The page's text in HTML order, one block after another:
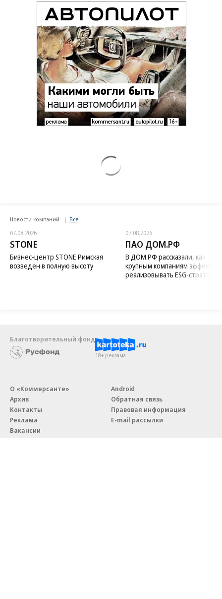
Новости компаний Все
07.08.2026
STONE
Бизнес-центр STONE Римская
возведен в полную высоту
07.08.2026
ПАО ДОМ.РФ
В ДОМ.РФ рассказали, как
крупным компаниям
реализовывать ESG-стратегию
Благотворительный фонд
18+ реклама
О «Коммерсанте»
Архив
Контакты
Реклама
Вакансии
Android
Обратная связь
Правовая информация
E-mail рассылки